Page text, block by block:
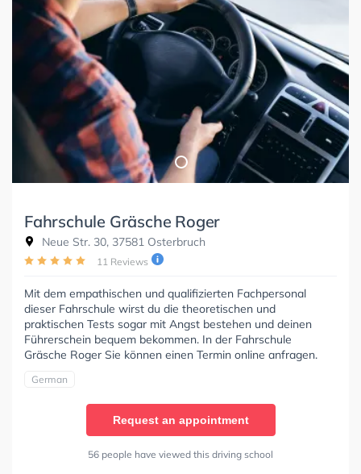
Fahrschule Gräsche Roger
Neue Str. 30, 37581 Osterbruch
11 Reviews
Mit dem empathischen und qualifizierten Fachpersonal
dieser Fahrschule wirst du die theoretischen und
praktischen Tests sogar mit Angst bestehen und deinen
Führerschein bequem bekommen. In der Fahrschule
Gräsche Roger Sie können einen Termin online anfragen.
German
Request an appointment
56 people have viewed this driving school